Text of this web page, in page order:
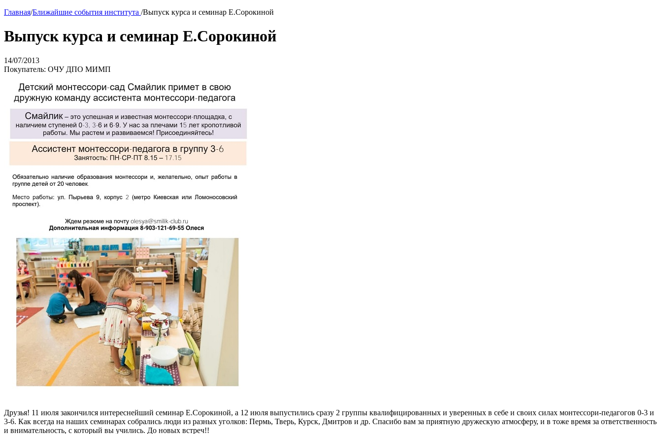
Главная/Ближайшие события института /Выпуск курса и семинар Е.Сорокиной
Выпуск курса и семинар Е.Сорокиной
14/07/2013
Покупатель: ОЧУ ДПО МИМП
Друзья! 11 июля закончился интереснейший семинар Е.Сорокиной, а 12 июля выпустились сразу 2 группы квалифицированных и уверенных в себе и своих силах монтессори-педагогов 0-3 и
3-6. Как всегда на наших семинарах собрались люди из разных уголков: Пермь, Тверь, Курск, Дмитров и др. Спасибо вам за приятную дружескую атмосферу, и в тоже время за ответственность
и внимательность, с который вы учились. До новых встреч!!